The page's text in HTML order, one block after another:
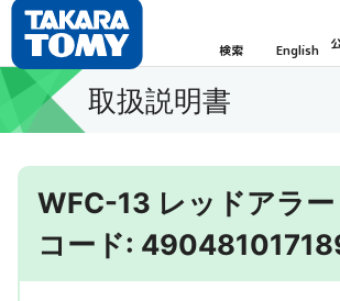
検索 English
取扱説明書
WFC-13 レッドアラ
コード: